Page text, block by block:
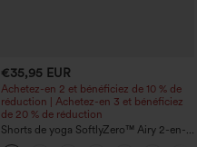
+5
€35,95 EUR
Achetez-en 2 et bénéficiez de 10 % de
réduction | Achetez-en 3 et bénéficiez
de 20 % de réduction
Shorts de yoga SoftlyZero™ Airy 2-en-1
InstantCool, super taille haute, 7" avec